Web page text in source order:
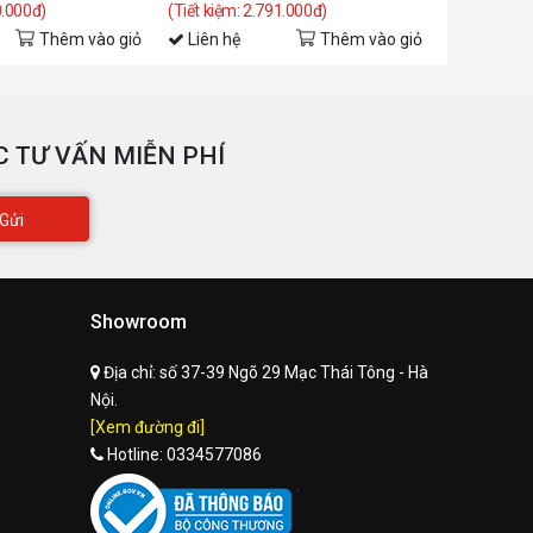
Thêm vào giỏ
(Tiết kiệm: 2.791.000đ)
Liên hệ Thêm vào giỏ
TƯ VẤN MIỄN PHÍ
Gửi
Showroom
Địa chỉ: số 37-39 Ngõ 29 Mạc Thái Tông - Hà
Nội.
[Xem đường đi]
Hotline: 0334577086